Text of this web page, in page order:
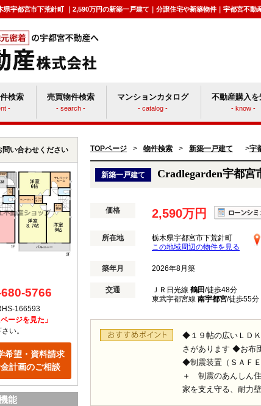
宇都宮市下荒針町 ｜2,590万円の新築一戸建て｜分譲住宅や新築物件｜宇都宮不動
検索
-
売買物件検索
- search -
マンションカタログ
- catalog -
不動産購入を
- know -
TOPページ > 物件検索 > 新築一戸建て >宇
新築一戸建て Cradlegarden宇都
価格 2,590万円
所在地 栃木県宇都宮市下荒針町
この地域周辺の物件を見る
築年月 2026年8月築
交通 ＪＲ日光線 鶴田/徒歩48分
東武宇都宮線 南宇都宮/徒歩55分
◆１９帖の広いＬＤ
さがあります ◆お布
◆制震装置（ＳＡＦ
＋ 制震のあんしん
家を支え守る、耐力壁
問い合わせください
5766
166593
ージを見た」
い。
希望・資料請求
計画のご相談
能